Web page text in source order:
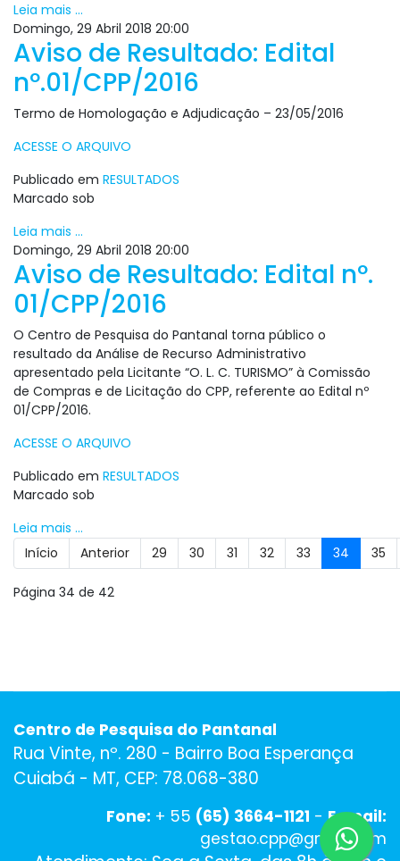
Leia mais ...
Domingo, 29 Abril 2018 20:00
Aviso de Resultado: Edital
nº.01/CPP/2016
Termo de Homologação e Adjudicação – 23/05/2016
ACESSE O ARQUIVO
Publicado em RESULTADOS
Marcado sob
Leia mais ...
Domingo, 29 Abril 2018 20:00
Aviso de Resultado: Edital nº.
01/CPP/2016
O Centro de Pesquisa do Pantanal torna público o
resultado da Análise de Recurso Administrativo
apresentado pela Licitante “O. L. C. TURISMO” à Comissão
de Compras e de Licitação do CPP, referente ao Edital nº
01/CPP/2016.
ACESSE O ARQUIVO
Publicado em RESULTADOS
Marcado sob
Leia mais ...
Início
Anterior 29 30 31 32 33 34 35
Página 34 de 42
Centro de Pesquisa do Pantanal
Rua Vinte, nº. 280 - Bairro Boa Esperança
Cuiabá - MT, CEP: 78.068-380
Fone: + 55 (65) 3664-1121 -E-mail:
gestao.cpp@gmail.com